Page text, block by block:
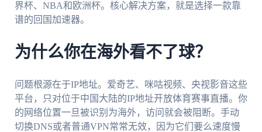
界杯、NBA和欧洲杯。核心解决方案，就是选择一款靠
谱的回国加速器。
为什么你在海外看不了球？
问题根源在于IP地址。爱奇艺、咪咕视频、央视影音这些
平台，只对位于中国大陆的IP地址开放体育赛事直播。你
的网络位置一旦被识别为海外，访问就会被阻断。手动
切换DNS或者普通VPN常常无效，因为它们要么速度慢